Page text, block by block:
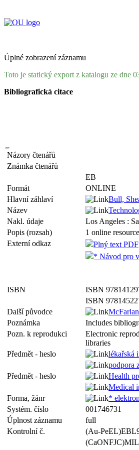
Úplné zobrazení záznamu
Toto je statický export z katalogu ze dne
Bibliografická citace
Názory čtenářů
Známka čtenářů
EB
Formát
ONLINE
Hlavní záhlaví
Bull,
Název
Nakl. údaje
Los Angeles :
Popis (rozsah)
1 online
Externí odkaz
Plný text PDF
* Návod pro
ISBN
ISBN
ISBN
Další původce
Poznámka
Includes
Pozn. k reprodukci
Electronic
libraries
Předmět - heslo
lékařská
podpora
Předmět - heslo
Health
Medical
Forma, žánr
*
Systém. číslo
001746731
Úplnost záznamu
full
Kontrolní č.
(Au-